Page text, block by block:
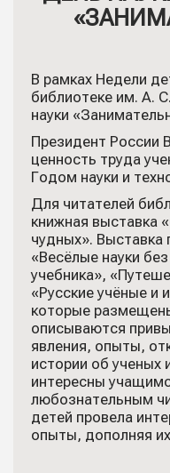
В рамках Недели
библиотеке им. А.
науки
Президент России
ценность труда
Годом науки и
Для читателей
книжная выставка
чудных». Выставка
«Весёлые науки
учебника»,
«Русские учёные и
которые
описываются
явления, опыты,
истории об ученых
интересны
любознательным
детей провела
опыты, дополняя